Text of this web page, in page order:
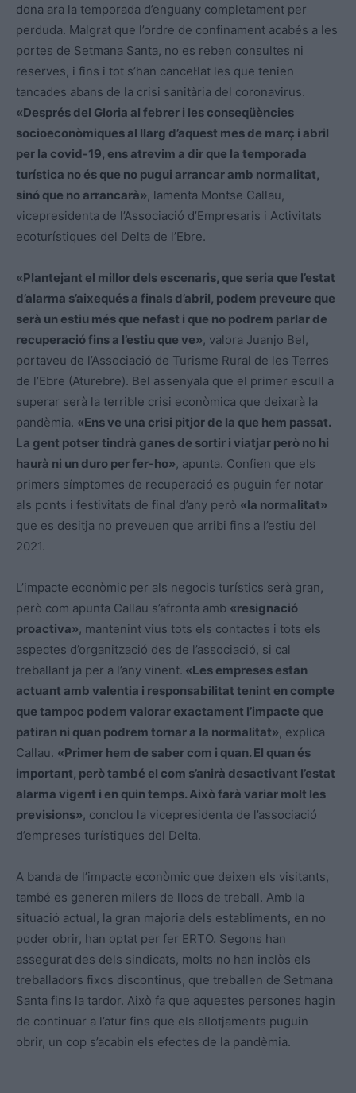
dona ara la temporada d’enguany completament per
perduda. Malgrat que l’ordre de confinament acabés a les
portes de Setmana Santa, no es reben consultes ni
reserves, i fins i tot s’han cancel·lat les que tenien
tancades abans de la crisi sanitària del coronavirus.
«Després del Gloria al febrer i les conseqüències
socioeconòmiques al llarg d’aquest mes de març i abril
per la covid-19, ens atrevim a dir que la temporada
turística no és que no pugui arrancar amb normalitat,
sinó que no arrancarà», lamenta Montse Callau,
vicepresidenta de l’Associació d’Empresaris i Activitats
ecoturístiques del Delta de l’Ebre.
«Plantejant el millor dels escenaris, que seria que l’estat
d’alarma s’aixequés a finals d’abril, podem preveure que
serà un estiu més que nefast i que no podrem parlar de
recuperació fins a l’estiu que ve», valora Juanjo Bel,
portaveu de l’Associació de Turisme Rural de les Terres
de l’Ebre (Aturebre). Bel assenyala que el primer escull a
superar serà la terrible crisi econòmica que deixarà la
pandèmia. «Ens ve una crisi pitjor de la que hem passat.
La gent potser tindrà ganes de sortir i viatjar però no hi
haurà ni un duro per fer-ho», apunta. Confien que els
primers símptomes de recuperació es puguin fer notar
als ponts i festivitats de final d’any però «la normalitat»
que es desitja no preveuen que arribi fins a l’estiu del
2021.
L’impacte econòmic per als negocis turístics serà gran,
però com apunta Callau s’afronta amb «resignació
proactiva», mantenint vius tots els contactes i tots els
aspectes d’organització des de l’associació, si cal
treballant ja per a l’any vinent. «Les empreses estan
actuant amb valentia i responsabilitat tenint en compte
que tampoc podem valorar exactament l’impacte que
patiran ni quan podrem tornar a la normalitat», explica
Callau. «Primer hem de saber com i quan. El quan és
important, però també el com s’anirà desactivant l’estat
alarma vigent i en quin temps. Això farà variar molt les
previsions», conclou la vicepresidenta de l’associació
d’empreses turístiques del Delta.
A banda de l’impacte econòmic que deixen els visitants,
també es generen milers de llocs de treball. Amb la
situació actual, la gran majoria dels establiments, en no
poder obrir, han optat per fer ERTO. Segons han
assegurat des dels sindicats, molts no han inclòs els
treballadors fixos discontinus, que treballen de Setmana
Santa fins la tardor. Això fa que aquestes persones hagin
de continuar a l’atur fins que els allotjaments puguin
obrir, un cop s’acabin els efectes de la pandèmia.